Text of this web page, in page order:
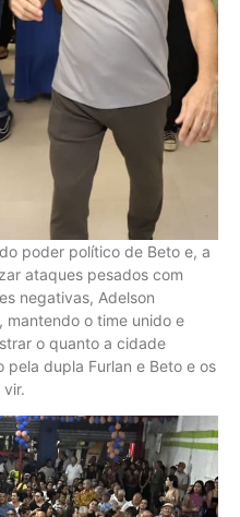
poder político de Beto e, a
ataques pesados com
negativas, Adelson
mantendo o time unido e
o quanto a cidade
dupla Furlan e Beto e os
vir.